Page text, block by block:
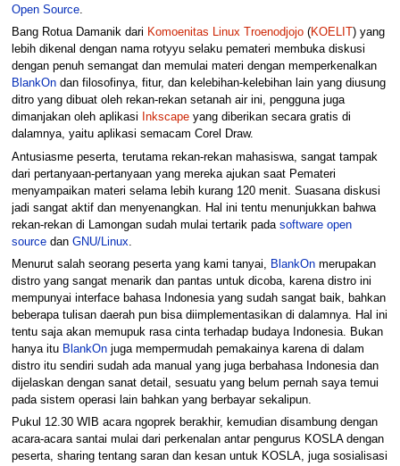
Open Source.
Bang Rotua Damanik dari Komoenitas Linux Troenodjojo(KOELIT ) yang
lebih dikenal dengan nama rotyyu selaku pemateri membuka diskusi
dengan penuh semangat dan memulai materi dengan memperkenalkan
BlankOndan filosofinya, fitur, dan kelebihan-kelebihan lain yang diusung
ditro yang dibuat oleh rekan-rekan setanah air ini, pengguna juga
dimanjakan oleh aplikasi
Inkscapeyang diberikan secara gratis di
dalamnya, yaitu aplikasi semacam Corel Draw.
Antusiasme peserta, terutama rekan-rekan mahasiswa, sangat tampak
dari pertanyaan-pertanyaan yang mereka ajukan saat Pemateri
menyampaikan materi selama lebih kurang 120 menit. Suasana diskusi
jadi sangat aktif dan menyenangkan. Hal ini tentu menunjukkan bahwa
rekan-rekan di Lamongan sudah mulai tertarik pada software open
sourcedan GNU/Linux
Menurut salah seorang peserta yang kami tanyai, BlankOnmerupakan
distro yang sangat menarik dan pantas untuk dicoba, karena distro ini
mempunyai interface bahasa Indonesia yang sudah sangat baik, bahkan
beberapa tulisan daerah pun bisa diimplementasikan di dalamnya. Hal ini
tentu saja akan memupuk rasa cinta terhadap budaya Indonesia. Bukan
hanya itu BlankOnjuga mempermudah pemakainya karena di dalam
distro itu sendiri sudah ada manual yang juga berbahasa Indonesia dan
dijelaskan dengan sanat detail, sesuatu yang belum pernah saya temui
pada sistem operasi lain bahkan yang berbayar sekalipun.
Pukul 12.30 WIB acara ngoprek berakhir, kemudian disambung dengan
acara-acara santai mulai dari perkenalan antar pengurus KOSLA dengan
peserta, sharing tentang saran dan kesan untuk KOSLA, juga sosialisasi